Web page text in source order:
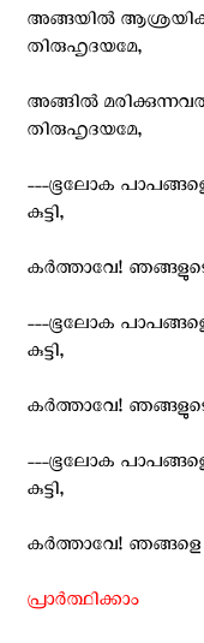
അങ്ങയില്‍
തിരുഹൃദയമേ,
അങ്ങില്‍
തിരുഹൃദയമേ,
---ഭൂലോക പാപങ്ങളെ
കുട്ടി,
കര്‍ത്താവേ!
---ഭൂലോക പാപങ്ങളെ
കുട്ടി,
കര്‍ത്താവേ!
---ഭൂലോക പാപങ്ങളെ
കുട്ടി,
കര്‍ത്താവേ!
പ്രാര്‍ത്ഥിക്കാം